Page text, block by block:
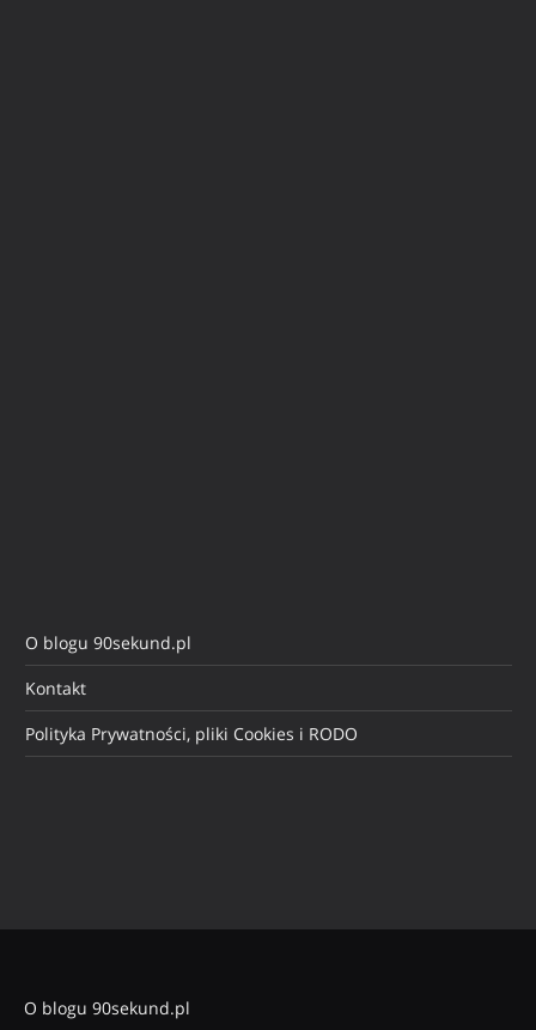
O blogu 90sekund.pl
Kontakt
Polityka Prywatności, pliki Cookies i RODO
O blogu 90sekund.pl